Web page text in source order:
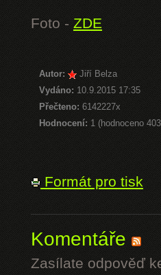
Foto - ZDE
Autor:
Jiří Belza
Vydáno: 10.9.2015 17:35
Přečteno:6142227x
Hodnocení: 1 (hodnoceno
Formát pro tisk
Komentáře
Zasílate odpověď